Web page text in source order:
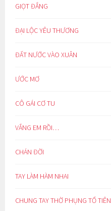
GIỌT ĐẮNG
ĐẠI LỘC YÊU THƯƠNG
ĐẤT NƯỚC VÀO XUÂN
ƯỚC MƠ
CÔ GÁI CƠ TU
VẮNG EM RỒI…
CHÁN ĐỜI
TAY LÀM HÀM NHAI
CHUNG TAY THỜ PHỤNG TỔ TIÊN